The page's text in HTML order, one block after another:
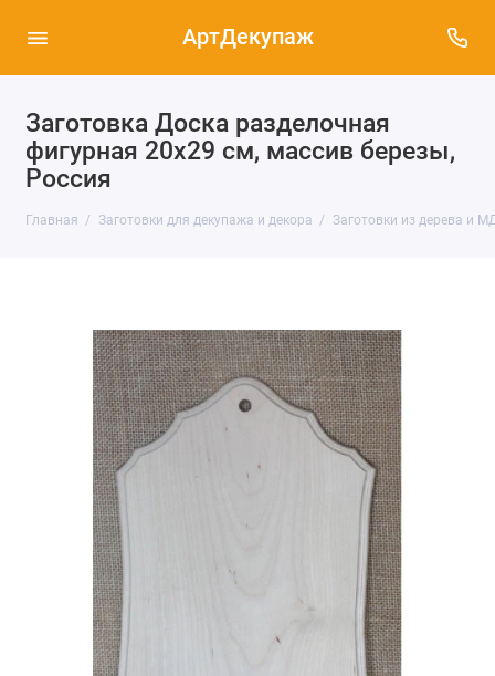
АртДекупаж
Заготовка Доска разделочная
фигурная 20х29 см, массив березы,
Россия
Главная Заготовки для декупажа и декора Заготовки из дерева и